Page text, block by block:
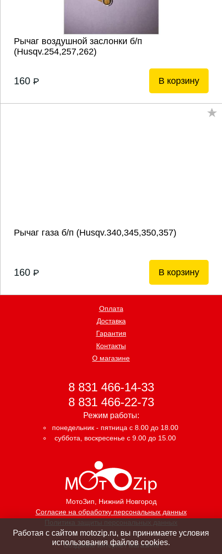
Рычаг воздушной заслонки б/п
(Husqv.254,257,262)
160 P В корзину
Рычаг газа б/п (Husqv.340,345,350,357)
160 P В корзину
МотоЗип, Нижний Новгород
Согласие на обработку персональных данных
Политика защиты персональных данных
Оплата
Доставка
Гарантия
Контакты
О магазине
8 831 466-14-33
8 831 466-22-73
Режим работы:
понедельник - пятница с 8.00 до 18.00
суббота, воскресенье с 9.00 до 15.00
Создание интернет магазина
Работая с сайтом motozip.ru, вы принимаете условия
использования файлов cookies.